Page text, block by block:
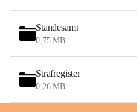
Standesamt
0,75 MB
Strafregister
0,26 MB